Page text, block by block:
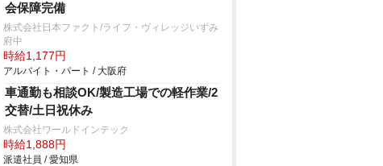
会保障完備
株式会社日本ファクト/ライフ・ヴィレッジいずみ
府中
時給1,177円
アルバイト・パート / 大阪府
車通勤も相談OK/製造工場での軽作業/2
交替/土日祝休み
株式会社ワールドインテック
時給1,888円
派遣社員 / 愛知県